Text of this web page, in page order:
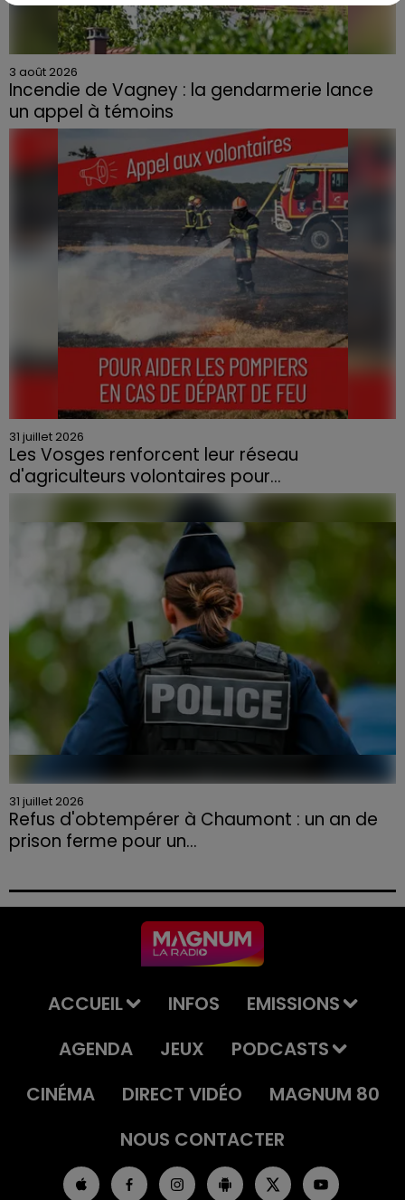
3 août 2026
Incendie de Vagney : la gendarmerie lance
un appel à témoins
Le feu, parti d'une haie avant de se propager au
quartier résidentiel, avait détruit deux habitations et
contraint à l'évacuation d'une centaine de personnes.
31 juillet 2026
Les Vosges renforcent leur réseau
d'agriculteurs volontaires pour...
Face à la sécheresse et aux risques de départs de feu,
la Chambre d'agriculture des Vosges a lancé un appel
aux agriculteurs volontaires pour venir en aide...
31 juillet 2026
Refus d'obtempérer à Chaumont : un an de
prison ferme pour un...
permis et la confiscation de son véhicule.
ACCUEIL INFOS
EMISSIONS
AGENDA
JEUX
PODCASTS
CINÉMA
DIRECT VIDÉO
MAGNUM 80
NOUS CONTACTER